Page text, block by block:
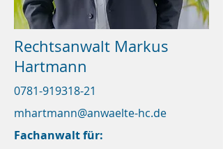
Rechtsanwalt Markus
Hartmann
0781-919318-21
mhartmann@anwaelte-hc.de
Fachanwalt für: